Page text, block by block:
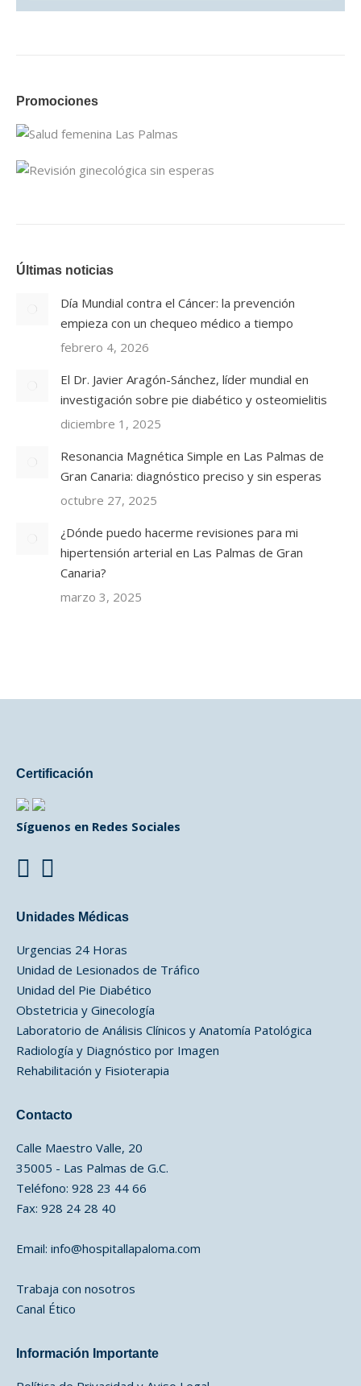
Promociones
Últimas noticias
Día Mundial contra el Cáncer: la prevención
empieza con un chequeo médico a tiempo
febrero 4, 2026
El Dr. Javier Aragón-Sánchez, líder mundial en
investigación sobre pie diabético y osteomielitis
diciembre 1, 2025
Resonancia Magnética Simple en Las Palmas de
Gran Canaria: diagnóstico preciso y sin esperas
octubre 27, 2025
¿Dónde puedo hacerme revisiones para mi
hipertensión arterial en Las Palmas de Gran
Canaria?
marzo 3, 2025
Certificación
Síguenos en Redes Sociales
Unidades Médicas
Urgencias 24 Horas
Unidad de Lesionados de Tráfico
Unidad del Pie Diabético
Obstetricia y Ginecología
Laboratorio de Análisis Clínicos y Anatomía Patológica
Radiología y Diagnóstico por Imagen
Rehabilitación y Fisioterapia
Contacto
Calle Maestro Valle, 20
35005 - Las Palmas de G.C.
Teléfono: 928 23 44 66
Fax: 928 24 28 40
Email: info@hospitallapaloma.com
Trabaja con nosotros
Canal Ético
Información Importante